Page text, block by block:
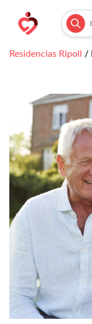
Residencias Ripoll /